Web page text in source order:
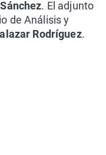
. El adjunto
de Análisis y
Rodríguez.